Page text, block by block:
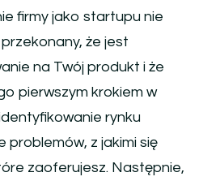
firmy jako startupu nie
że jest
na Twój produkt i że
pierwszym krokiem w
rynku
problemów, z jakimi się
zaoferujesz. Następnie,